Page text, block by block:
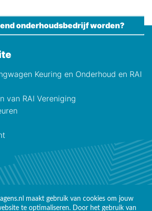
Keuring en Onderhoud en RAI
van RAI Vereniging
onderhoudsbedrijf worden?
maakt gebruik van cookies om jouw
te optimaliseren. Door het gebruik van